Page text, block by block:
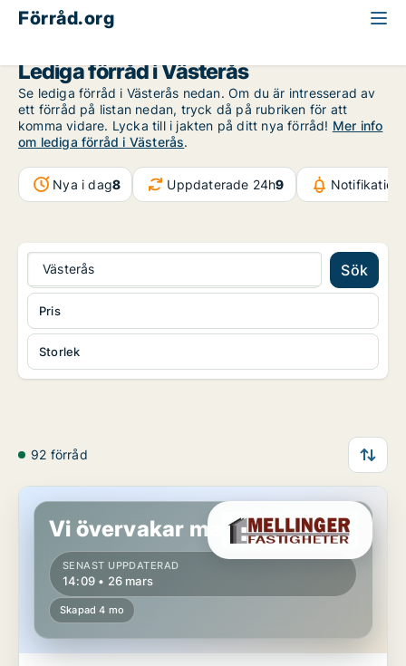
Förråd.org
Lediga förråd i Västerås
Se lediga förråd i Västerås nedan. Om du är intresserad av
ett förråd på listan nedan, tryck då på rubriken för att
komma vidare. Lycka till i jakten på ditt nya förråd! Mer info
om lediga förråd i Västerås.
Nya i dag8 Uppdaterade 24h9
Västerås Sök
Storlek
Pris
92 förråd
Kontor i Västerås
Vi övervakar marknaden!
SENAST UPPDATERAD
14:09 • 26 mars
Skapad 4 mo